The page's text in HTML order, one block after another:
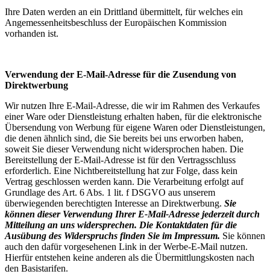
Ihre Daten werden an ein Drittland übermittelt, für welches ein
Angemessenheitsbeschluss der Europäischen Kommission
vorhanden ist.
Verwendung der E-Mail-Adresse für die Zusendung von
Direktwerbung
Wir nutzen Ihre E-Mail-Adresse, die wir im Rahmen des Verkaufes
einer Ware oder Dienstleistung erhalten haben, für die elektronische
Übersendung von Werbung für eigene Waren oder Dienstleistungen,
die denen ähnlich sind, die Sie bereits bei uns erworben haben,
soweit Sie dieser Verwendung nicht widersprochen haben. Die
Bereitstellung der E-Mail-Adresse ist für den Vertragsschluss
erforderlich. Eine Nichtbereitstellung hat zur Folge, dass kein
Vertrag geschlossen werden kann. Die Verarbeitung erfolgt auf
Grundlage des Art. 6 Abs. 1 lit. f DSGVO aus unserem
überwiegenden berechtigten Interesse an Direktwerbung. Sie
können dieser Verwendung Ihrer E-Mail-Adresse jederzeit durch
Mitteilung an uns widersprechen. Die Kontaktdaten für die
Ausübung des Widerspruchs finden Sie im Impressum. Sie können
auch den dafür vorgesehenen Link in der Werbe-E-Mail nutzen.
Hierfür entstehen keine anderen als die Übermittlungskosten nach
den Basistarifen.